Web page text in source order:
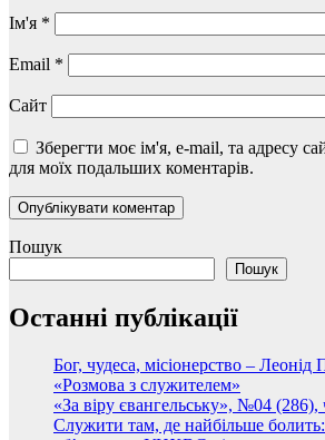
Ім'я *
Email *
Сайт
Зберегти моє ім'я, e-mail, та адресу
для моїх подальших коментарів.
Пошук
Пошук
Останні публікації
Бог, чудеса, місіонерство –
«Розмова з служителем»
«За віру євангельську», №04 (286),
Служити там, де найбільше